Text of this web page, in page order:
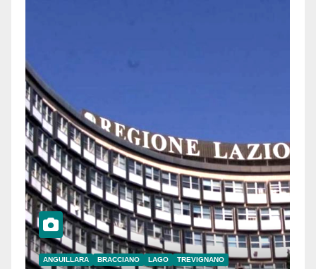
ANGUILLARA BRACCIANO LAGO TREVIGNANO